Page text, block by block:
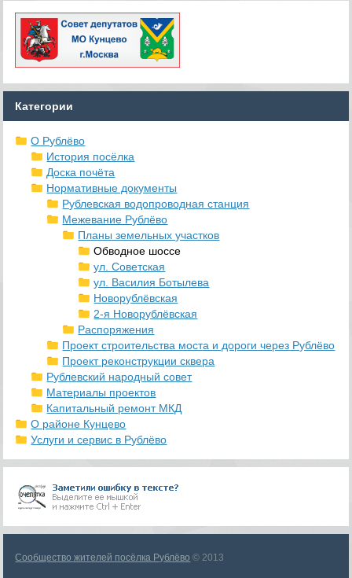
Категории
О Рублёво
История посёлка
Доска почёта
Нормативные документы
Рублевская водопроводная станция
Межевание Рублёво
Планы земельных участков
Обводное шоссе
ул. Советская
ул. Василия Ботылева
Новорублёвская
2-я Новорублёвская
Распоряжения
Проект строительства моста и дороги через Рублёво
Проект реконструкции сквера
Рублевский народный совет
Материалы проектов
Капитальный ремонт МКД
О районе Кунцево
Услуги и сервис в Рублёво
Сообщество жителей посёлка Рублёво © 2013